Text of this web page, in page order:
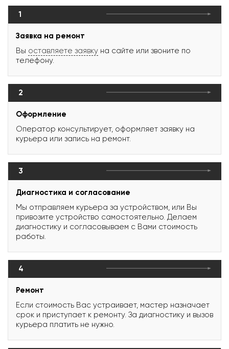
1
Заявка на ремонт
Вы оставляете заявку на сайте или звоните по
телефону.
2
Оформление
Оператор консультирует, оформляет заявку на
курьера или запись на ремонт.
3
Диагностика и согласование
Мы отправляем курьера за устройством, или Вы
привозите устройство самостоятельно. Делаем
диагностику и согласовываем с Вами стоимость
работы.
4
Ремонт
Если стоимость Вас устраивает, мастер назначает
срок и приступает к ремонту. За диагностику и вызов
курьера платить не нужно.